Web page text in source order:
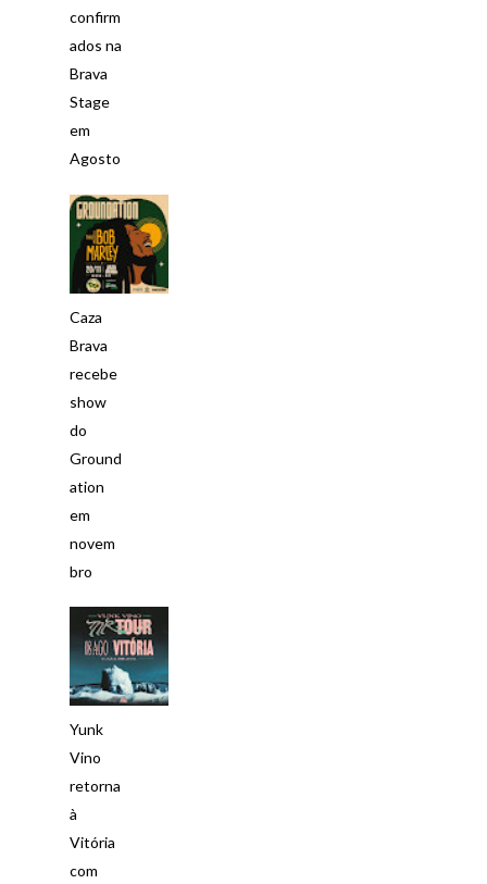
confirm
ados na
Brava
Stage
em
Agosto
Caza
Brava
recebe
show
do
Ground
ation
em
novem
bro
Yunk
Vino
retorna
à
Vitória
com